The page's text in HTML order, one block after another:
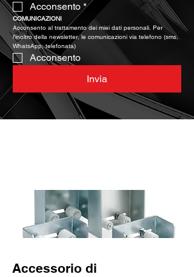
Acconsento *
COMUNICAZIONI
Acconsento al trattamento dei miei dati personali. Per
l’inoltro della newsletter, le comunicazioni via telefono (sms,
WhatsApp, telefonata)
Acconsento
Invia
Accessorio di